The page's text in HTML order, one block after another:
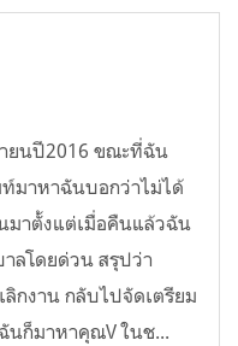
ยนปี2016 ขณะที่ฉัน
มาหาฉันบอกว่าไม่ได้
มาตั้งแต่เมื่อคืนแล้วฉัน
ลโดยด่วน สรุปว่า
กงาน กลับไปจัดเตรียม
นก็มาหาคุณV ในช...